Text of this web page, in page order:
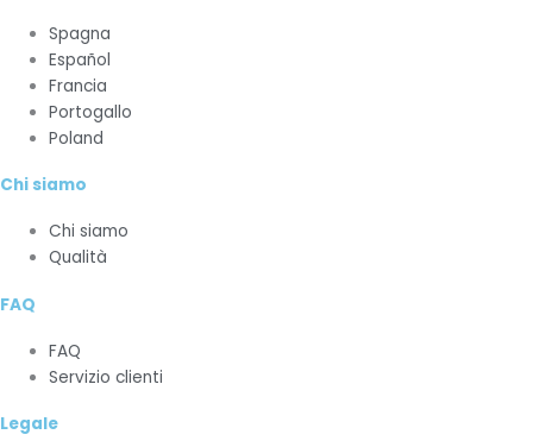
Spagna
Español
Francia
Portogallo
Poland
Chi siamo
Chi siamo
Qualità
FAQ
FAQ
Servizio clienti
Legale